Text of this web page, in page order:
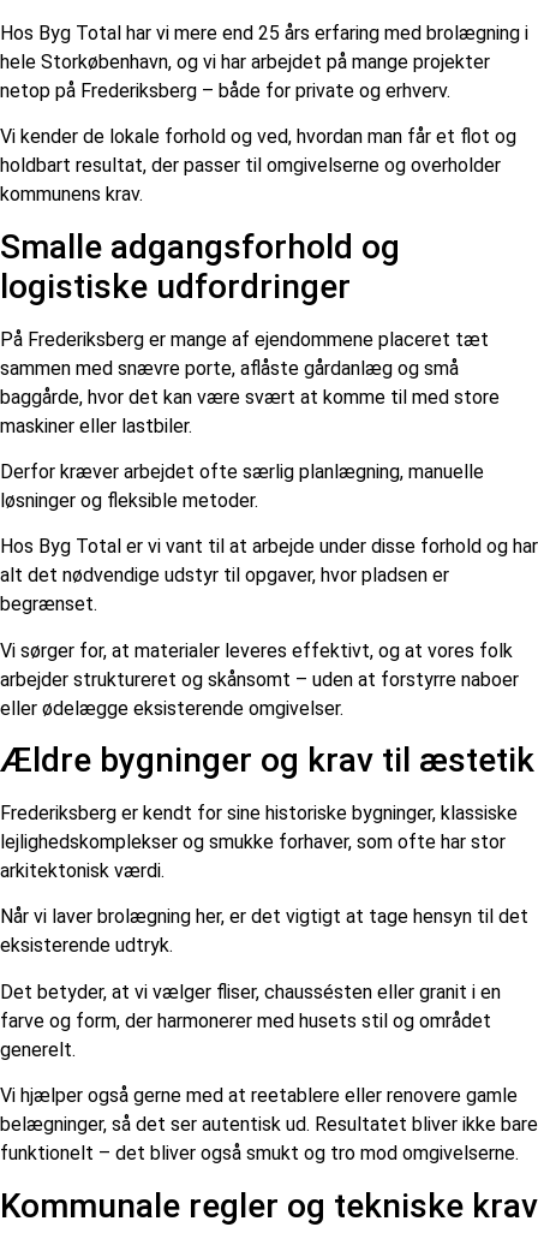
Hos Byg Total har vi mere end 25 års erfaring med brolægning i
hele Storkøbenhavn, og vi har arbejdet på mange projekter
netop på Frederiksberg – både for private og erhverv.
Vi kender de lokale forhold og ved, hvordan man får et flot og
holdbart resultat, der passer til omgivelserne og overholder
kommunens krav.
Smalle adgangsforhold og
logistiske udfordringer
På Frederiksberg er mange af ejendommene placeret tæt
sammen med snævre porte, aflåste gårdanlæg og små
baggårde, hvor det kan være svært at komme til med store
maskiner eller lastbiler.
Derfor kræver arbejdet ofte særlig planlægning, manuelle
løsninger og fleksible metoder.
Hos Byg Total er vi vant til at arbejde under disse forhold og har
alt det nødvendige udstyr til opgaver, hvor pladsen er
begrænset.
Vi sørger for, at materialer leveres effektivt, og at vores folk
arbejder struktureret og skånsomt – uden at forstyrre naboer
eller ødelægge eksisterende omgivelser.
Ældre bygninger og krav til æstetik
Frederiksberg er kendt for sine historiske bygninger, klassiske
lejlighedskomplekser og smukke forhaver, som ofte har stor
arkitektonisk værdi.
Når vi laver brolægning her, er det vigtigt at tage hensyn til det
eksisterende udtryk.
Det betyder, at vi vælger fliser, chaussésten eller granit i en
farve og form, der harmonerer med husets stil og området
generelt.
Vi hjælper også gerne med at reetablere eller renovere gamle
belægninger, så det ser autentisk ud. Resultatet bliver ikke bare
funktionelt – det bliver også smukt og tro mod omgivelserne.
Kommunale regler og tekniske krav